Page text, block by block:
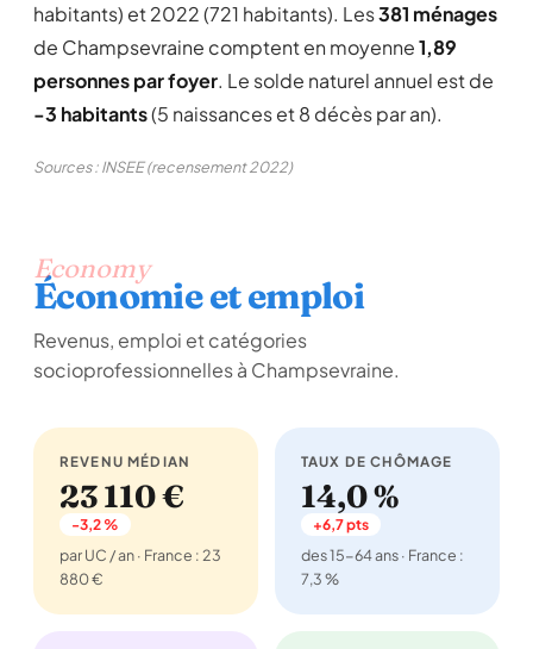
habitants) et 2022 (721 habitants). Les381 ménages
de Champsevraine comptent en moyenne1,89
personnes par foyer. Le solde naturel annuel est de
-3 habitants(5 naissances et 8 décès par an).
Sources : INSEE (recensement 2022)
Economy
Économie et emploi
Revenus, emploi et catégories
socioprofessionnelles à Champsevraine.
REVENU MÉDIAN
23 110 €
-3,2 %
par UC / an · France : 23
880 €
TAUX DE CHÔMAGE
14,0 %
+6,7 pts
des 15-64 ans · France :
7,3 %